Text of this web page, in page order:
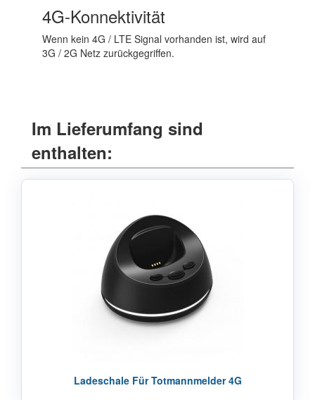
4G-Konnektivität
Wenn kein 4G / LTE Signal vorhanden ist, wird auf
3G / 2G Netz zurückgegriffen.
Im Lieferumfang sind
enthalten:
Ladeschale Für Totmannmelder 4G